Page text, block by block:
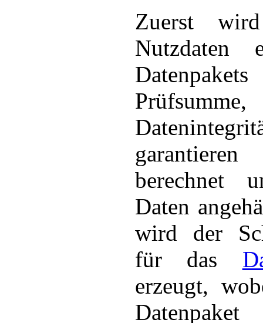
Zuerst
Nutzdaten
berechnet
Daten
wird der
für das
erzeugt,